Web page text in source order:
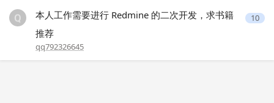
本人工作需要进行 Redmine 的二次开发，求书籍
推荐
qq792326645
10